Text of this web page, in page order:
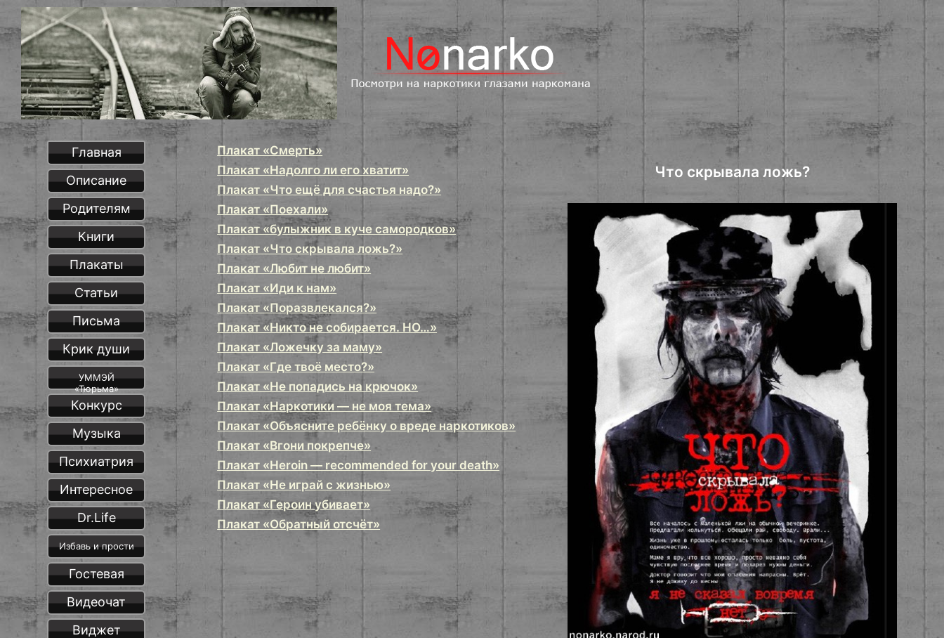
Плакат «Смерть»
Плакат «Надолго ли его хватит»
Плакат «Что ещё для счастья надо?»
Плакат «Поехали»
Плакат «булыжник в куче самородков»
Плакат «Что скрывала ложь?»
Плакат «Любит не любит»
Плакат «Иди к нам»
Плакат «Поразвлекался?»
Плакат «Никто не собирается. НО…»
Плакат «Ложечку за маму»
Плакат «Где твоё место?»
Плакат «Не попадись на крючок»
Плакат «Наркотики — не моя тема»
Плакат «Объясните ребёнку о вреде наркотиков»
Плакат «Вгони покрепче»
Плакат «Heroin — recommended for your death»
Плакат «Не играй с жизнью»
Плакат «Героин убивает»
Плакат «Обратный отсчёт»
Что скрывала ложь?
Главная
Описание
Родителям
Книги
Плакаты
Статьи
Письма
Крик души
УММЭЙ
«Тюрьма»
Конкурс
Музыка
Психиатрия
Интересное
Dr.Life
Избавь и прости
Гостевая
Видеочат
Виджет